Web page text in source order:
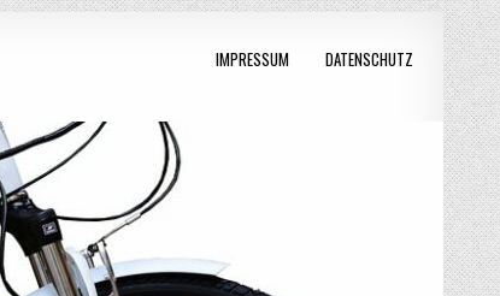
IMPRESSUM DATENSCHUTZ